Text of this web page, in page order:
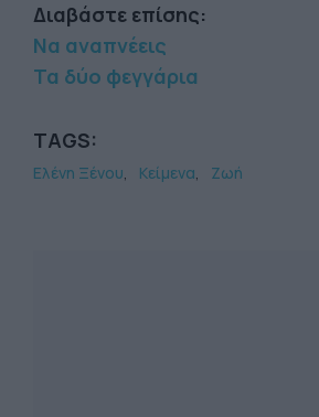
Διαβάστε επίσης:
Να αναπνέεις
Τα δύο φεγγάρια
TAGS:
Ελένη Ξένου Κείμενα Ζωή